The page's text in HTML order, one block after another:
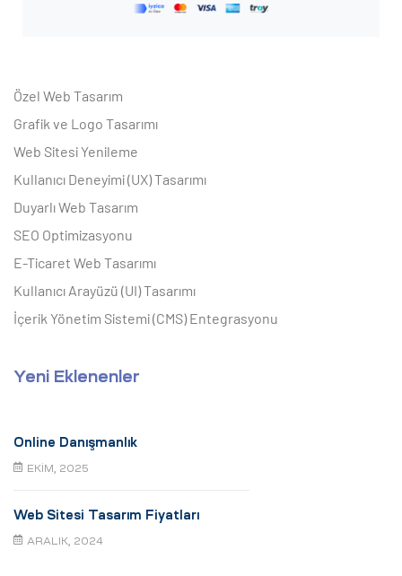
Özel Web Tasarım
Grafik ve Logo Tasarımı
Web Sitesi Yenileme
Kullanıcı Deneyimi (UX) Tasarımı
Duyarlı Web Tasarım
SEO Optimizasyonu
E-Ticaret Web Tasarımı
Kullanıcı Arayüzü (UI) Tasarımı
İçerik Yönetim Sistemi (CMS) Entegrasyonu
Yeni Eklenenler
Online Danışmanlık
EKIM, 2025
Web Sitesi Tasarım Fiyatları
ARALIK, 2024